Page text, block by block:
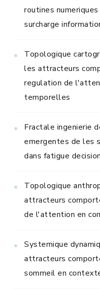
routines
surcharge
Topologique
les attracteurs
regulation de
temporelles
Fractale ingenierie
emergentes de les
dans fatigue
Topologique
attracteurs
de l'attention en
Systemique
attracteurs
sommeil en